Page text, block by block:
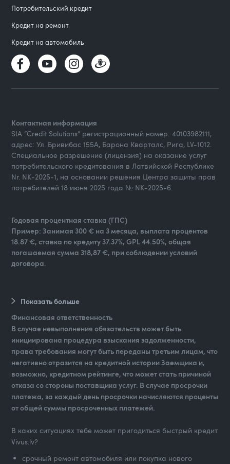
Потребительский кредит
Кредит на ремонт
Кредит на автомобиль
Контактная информация
SIA “Credit Solutions” регистрационный номер: 40103982111,
адрес: Ул. Бривибас 155А, Барона Кварталс, Рига, LV-1012.
Специальное разрешение (лицензия) на оказание услуг
потребительского кредитования в Латвийской Республике
Nr. NK-2025-1, на основании решения Центра защиты прав
потребителей 18 июня 2025 года № NK-2025-6.
Годовая процентная ставка (ГПС)
Пример: Занимая 300 € на 3 месяца, выплата процентов
18.87 €, ставка по кредиту 37.37%, GPL 44.50%, общая
погашаемая сумма 318,87 €, при соблюдении условий
договора.
Показать больше
Финансовая ответственность
В случае невыполнения обязательств может быть
инициирована процедура взыскания задолженности,
права требования могут быть переданы третьим лицам, что
негативно отразится на кредитной истории Заемщика и,
возможно, кредитном рейтинге, что может стать причиной
отказа со стороны поставщика услуг. В случае просрочки
платежа, за каждый день просрочки начисляются проценты
от общей суммы просроченных платежей.
В каких ситуациях тебе может пригодиться быстрый кредит
Vivus.lv?
срочный ремонт автомобиля или покупка нового